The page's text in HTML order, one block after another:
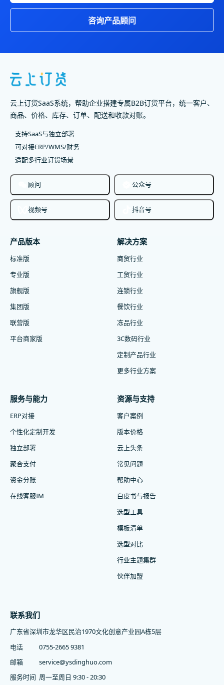
咨询产品顾问
云上订货SaaS系统，帮助企业搭建专属B2B订货平台，统一客户、
商品、价格、库存、订单、配送和收款对账。
支持SaaS与独立部署
可对接ERP/WMS/财务
适配多行业订货场景
顾问 公众号
视频号 抖音号
产品版本
标准版
专业版
旗舰版
集团版
联营版
平台商家版
解决方案
商贸行业
工贸行业
连锁行业
餐饮行业
冻品行业
3C数码行业
定制产品行业
更多行业方案
服务与能力
ERP对接
个性化定制开发
独立部署
聚合支付
资金分账
在线客服IM
资源与支持
客户案例
版本价格
云上头条
常见问题
帮助中心
白皮书与报告
选型工具
模板清单
选型对比
行业主题集群
伙伴加盟
联系我们
广东省深圳市龙华区民治1970文化创意产业园A栋5层
电话
0755-2665 9381
邮箱
service@ysdinghuo.com
服务时间 周一至周日 9:30 - 20:30